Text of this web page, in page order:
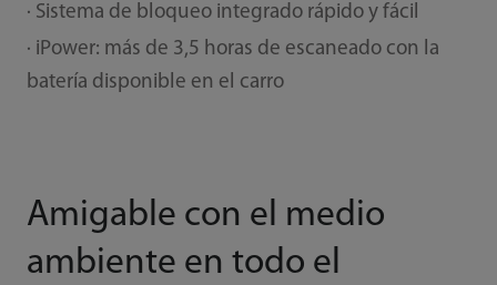
· Sistema de bloqueo integrado rápido y fácil
· iPower: más de 3,5 horas de escaneado con la
batería disponible en el carro
Amigable con el medio
ambiente en todo el